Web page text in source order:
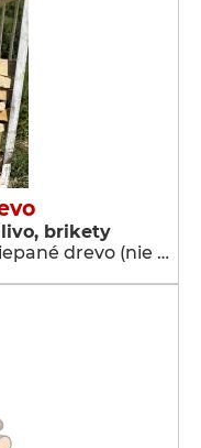
brikety
drevo (nie …